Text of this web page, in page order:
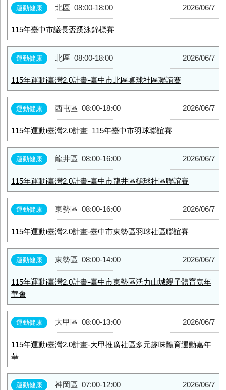
運動健康 北區 2026/06/7
08:00-18:00
115年臺中市議長盃蹼泳錦標賽
運動健康 北區 2026/06/7
08:00-18:00
115年運動i臺灣2.0計畫-臺中市北區桌球社區聯誼賽
運動健康 西屯區 2026/06/7
08:00-18:00
115年運動i臺灣2.0計畫–115年臺中市羽球聯誼賽
運動健康 龍井區 2026/06/7
08:00-16:00
115年運動i臺灣2.0計畫-臺中市龍井區槌球社區聯誼賽
運動健康 東勢區 2026/06/7
08:00-16:00
115年運動i臺灣2.0計畫-臺中市東勢區羽球社區聯誼賽
運動健康 東勢區 2026/06/7
08:00-14:00
115年運動i臺灣2.0計畫-臺中市東勢區活力山城親子體育嘉年
華會
運動健康 大甲區 2026/06/7
08:00-13:00
115年運動i臺灣2.0計畫-大甲推廣社區多元趣味體育運動嘉年
華
運動健康 神岡區 2026/06/7
07:00-12:00